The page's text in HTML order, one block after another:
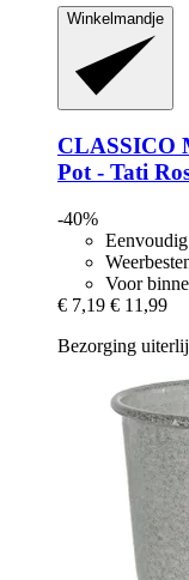
Winkelmandje
CLASSICO
Pot -​ Tati
-40%
Voor
€ 7,19 € 11,99
Bezorging